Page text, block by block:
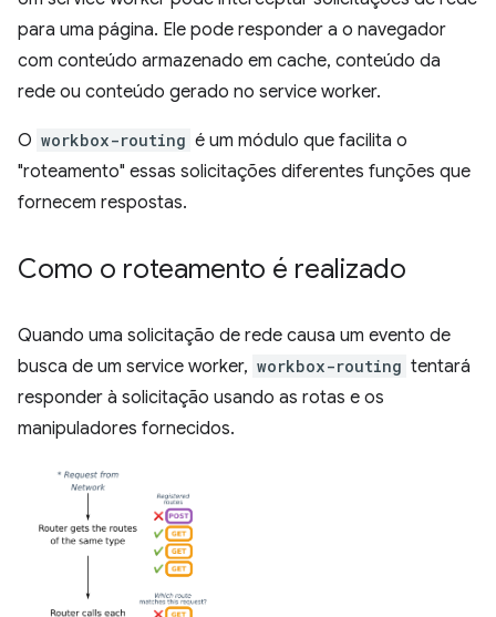
para uma página. Ele pode responder a o navegador
com conteúdo armazenado em cache, conteúdo da
rede ou conteúdo gerado no service worker.
O workbox-routing é um módulo que facilita o
"roteamento" essas solicitações diferentes funções que
fornecem respostas.
Como o roteamento é realizado
Quando uma solicitação de rede causa um evento de
busca de um service worker, workbox-routing tentará
responder à solicitação usando as rotas e os
manipuladores fornecidos.